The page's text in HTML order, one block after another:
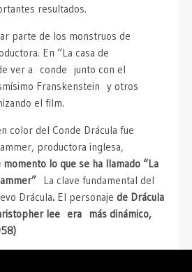
resultados.
parte de los monstruos de
En “La casa de
ver a conde junto con el
Franskenstein y otros
el film.
color del Conde Drácula fue
productora inglesa,
lo que se ha llamado “La
La clave fundamental del
Drácula. El personaje de Drácula
lee era más dinámico,